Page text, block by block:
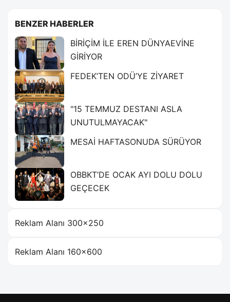
BENZER HABERLER
BİRİÇİM İLE EREN DÜNYAEVİNE
GİRİYOR
FEDEK’TEN ODÜ’YE ZİYARET
"15 TEMMUZ DESTANI ASLA
UNUTULMAYACAK"
MESAİ HAFTASONUDA SÜRÜYOR
OBBKT’DE OCAK AYI DOLU DOLU
GEÇECEK
Reklam Alanı 300×250
Reklam Alanı 160×600